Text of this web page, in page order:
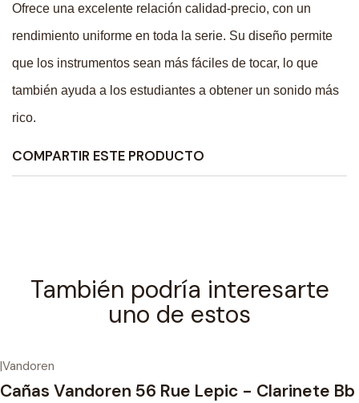
Ofrece una excelente relación calidad-precio, con un
rendimiento uniforme en toda la serie. Su diseño permite
que los instrumentos sean más fáciles de tocar, lo que
también ayuda a los estudiantes a obtener un sonido más
rico.
COMPARTIR ESTE PRODUCTO
También podría interesarte
uno de estos
|Vandoren
Cañas Vandoren 56 Rue Lepic - Clarinete Bb